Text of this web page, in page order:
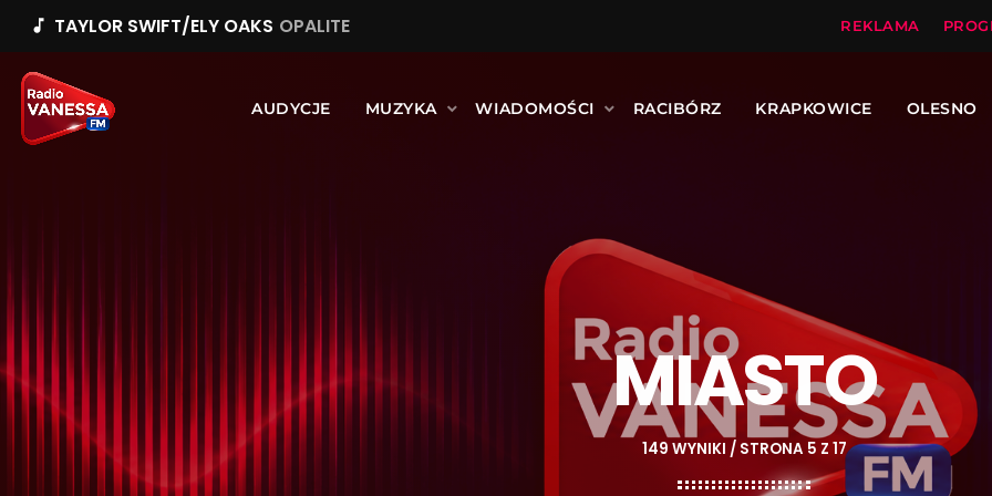
music_note TAYLOR SWIFT/ELY OAKS OPALITE REKLAMA
AUDYCJE MUZYKA WIADOMOŚCI RACIBÓRZ KRAPKOWICE OLESNO
MIASTO
149 WYNIKI / STRONA 5 Z 17